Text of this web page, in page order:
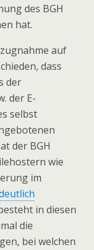
des BGH
hat.
auf
dass
der
der E-
selbst
der BGH
wie
im
in diesen
die
bei welchen